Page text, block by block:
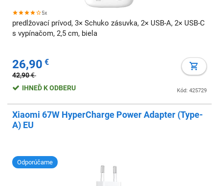
5x
predlžovací prívod, 3× Schuko zásuvka, 2× USB-A, 2× USB-C
s vypínačom, 2,5 cm, biela
26,90 €
42,90€
Kód: 425729
IHNEĎ K ODBERU
Xiaomi 67W HyperCharge Power Adapter (Type-
A) EU
Odporúčame